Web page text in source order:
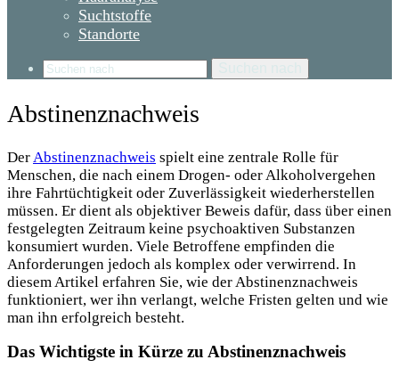
Suchtstoffe
Standorte
Abstinenznachweis
DerAbstinenznachweis spielt eine zentrale Rolle für
Menschen, die nach einem Drogen- oder Alkoholvergehen
ihre Fahrtüchtigkeit oder Zuverlässigkeit wiederherstellen
müssen. Er dient als objektiver Beweis dafür, dass über einen
festgelegten Zeitraum keine psychoaktiven Substanzen
konsumiert wurden. Viele Betroffene empfinden die
Anforderungen jedoch als komplex oder verwirrend. In
diesem Artikel erfahren Sie, wie der Abstinenznachweis
funktioniert, wer ihn verlangt, welche Fristen gelten und wie
man ihn erfolgreich besteht.
Das Wichtigste in Kürze zu Abstinenznachweis